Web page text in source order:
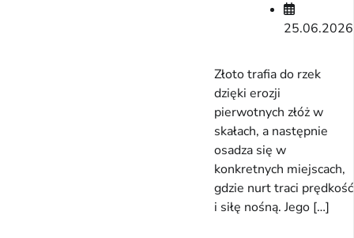
25.06.2026
Złoto trafia do rzek
dzięki erozji
pierwotnych złóż w
skałach, a następnie
osadza się w
konkretnych miejscach,
gdzie nurt traci prędkość
i siłę nośną. Jego […]